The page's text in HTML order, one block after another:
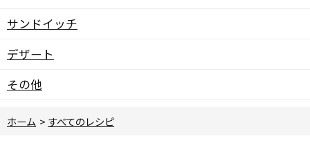
サンドイッチ
デザート
その他
ホーム > すべてのレシピ